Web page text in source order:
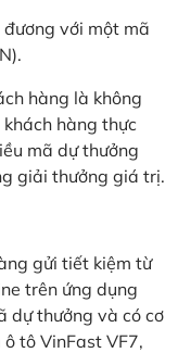
với một mã
hàng là không
hàng thực
mã dự thưởng
giải thưởng giá trị.
gửi tiết kiệm từ
trên ứng dụng
dự thưởng và có cơ
tô VinFast VF7,